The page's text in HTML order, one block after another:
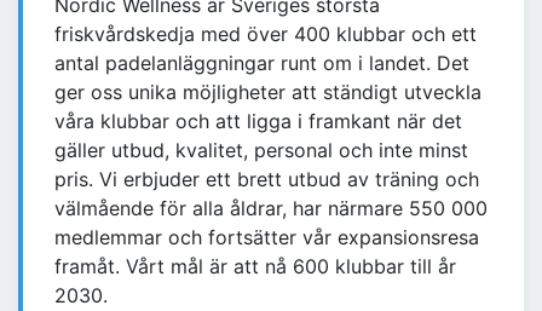
Nordic Wellness är Sveriges största
friskvårdskedja med över 400 klubbar och ett
antal padelanläggningar runt om i landet. Det
ger oss unika möjligheter att ständigt utveckla
våra klubbar och att ligga i framkant när det
gäller utbud, kvalitet, personal och inte minst
pris. Vi erbjuder ett brett utbud av träning och
välmående för alla åldrar, har närmare 550 000
medlemmar och fortsätter vår expansionsresa
framåt. Vårt mål är att nå 600 klubbar till år
2030.